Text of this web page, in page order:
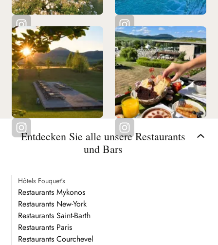
Entdecken Sie alle unsere Restaurants
und Bars
Hôtels Fouquet's
Restaurants Mykonos
Restaurants New-York
Restaurants Saint-Barth
Restaurants Paris
Restaurants Courchevel